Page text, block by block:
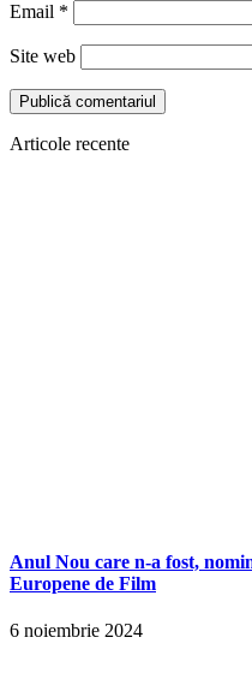
Email *
Site web
Articole recente
Anul Nou care n-a fost,
Europene de Film
6 noiembrie 2024